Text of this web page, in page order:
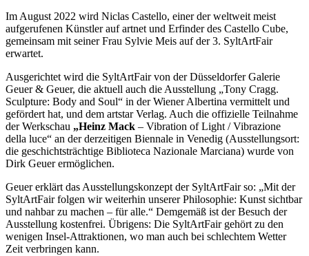
Im August 2022 wird Niclas Castello, einer der weltweit meist
aufgerufenen Künstler auf artnet und Erfinder des Castello Cube,
gemeinsam mit seiner Frau Sylvie Meis auf der 3. SyltArtFair
erwartet.
Ausgerichtet wird die SyltArtFair von der Düsseldorfer Galerie
Geuer & Geuer, die aktuell auch die Ausstellung „Tony Cragg.
Sculpture: Body and Soul“ in der Wiener Albertina vermittelt und
gefördert hat, und dem artstar Verlag. Auch die offizielle Teilnahme
der Werkschau „Heinz Mack – Vibration of Light / Vibrazione
della luce“ an der derzeitigen Biennale in Venedig (Ausstellungsort:
die geschichtsträchtige Biblioteca Nazionale Marciana) wurde von
Dirk Geuer ermöglichen.
Geuer erklärt das Ausstellungskonzept der SyltArtFair so: „Mit der
SyltArtFair folgen wir weiterhin unserer Philosophie: Kunst sichtbar
und nahbar zu machen – für alle.“ Demgemäß ist der Besuch der
Ausstellung kostenfrei. Übrigens: Die SyltArtFair gehört zu den
wenigen Insel-Attraktionen, wo man auch bei schlechtem Wetter
Zeit verbringen kann.